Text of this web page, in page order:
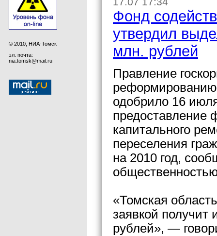
© 2010, НИА-Томск
эл. почта:
nia.tomsk@mail.ru
Фонд
утвердил
млн. рублей
Правление
реформированию
одобрило 16
предоставление
капитального
переселения
на 2010 год,
«Томская
заявкой
рублей», —